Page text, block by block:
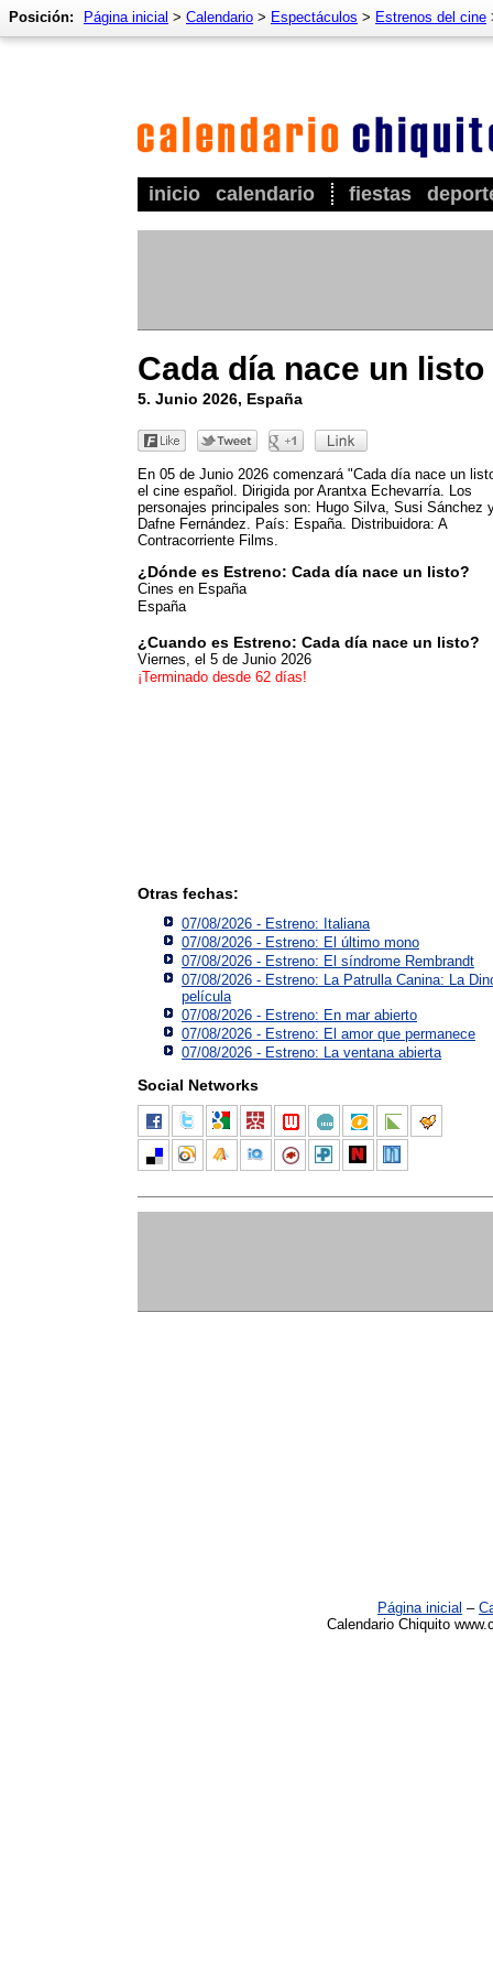
inicio calendario fiestas
Posición: Página inicial > Calendario > Espectáculos > Estrenos del cine
Cada día nace un listo
5. Junio 2026, España
En 05 de Junio 2026 comenzará "Cada día nace un
el cine español. Dirigida por Arantxa Echevarría. Los
personajes principales son: Hugo Silva, Susi Sánchez
Dafne Fernández. País: España. Distribuidora: A
Contracorriente Films.
¿Dónde es Estreno: Cada día nace un listo?
Cines en España
España
¿Cuando es Estreno: Cada día nace un listo?
Viernes, el 5 de Junio 2026
¡Terminado desde 62 días!
Otras fechas:
07/08/2026 - Estreno: Italiana
07/08/2026 - Estreno: El último mono
07/08/2026 - Estreno: El síndrome Rembrandt
07/08/2026 - Estreno: La Patrulla Canina: La
película
07/08/2026 - Estreno: En mar abierto
07/08/2026 - Estreno: El amor que permanece
07/08/2026 - Estreno: La ventana abierta
Social Networks
Página inicial –
Calendario Chiquito